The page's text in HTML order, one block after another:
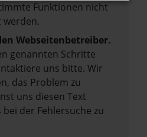
Funktionen nicht
Webseitenbetreiber.
genannten Schritte
uns bitte. Wir
das Problem zu
uns diesen Text
der Fehlersuche zu